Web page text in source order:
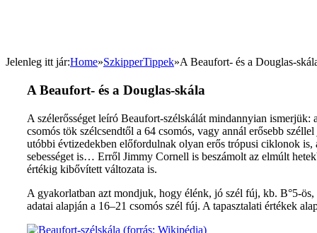
Jelenleg itt jár:Home»SzkipperTippek»A Beaufort- és a Douglas-
A Beaufort- és a Douglas-skála
A szélerősséget leíró Beaufort-szélskálát mindannyian ismerjük:
csomós tök szélcsendtől a 64 csomós, vagy annál erősebb
utóbbi évtizedekben előfordulnak olyan erős trópusi ciklonok is,
sebességet is… Erről Jimmy Cornell is beszámolt az elmúlt
értékig kibővített változata is.
A gyakorlatban azt mondjuk, hogy élénk, jó szél fúj, kb. B°5-
adatai alapján a 16–21 csomós szél fúj. A tapasztalati értékek